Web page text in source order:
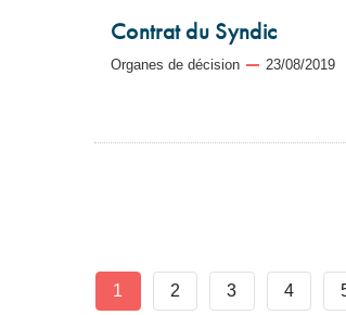
Contrat du Syndic
Organes de décision 23/08/2019
Pagination
Page
1 Page
2 Page
3 Page
4